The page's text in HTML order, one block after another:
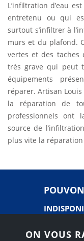
L’infiltration d’eau
entretenu ou qui
surtout s’infiltrer à
murs et du plafond.
vertes et des taches
très grave qui peut
équipements
réparer. Artisan
la réparation de
professionnels ont
source de
plus vite la
ON VOUS